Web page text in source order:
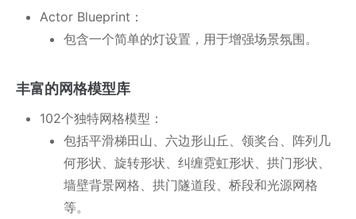
Actor Blueprint：
包含一个简单的灯设置，用于增强场景氛围。
丰富的网格模型库
102个独特网格模型：
包括平滑梯田山、六边形山丘、领奖台、阵列几
何形状、旋转形状、纠缠霓虹形状、拱门形状、
墙壁背景网格、拱门隧道段、桥段和光源网格
等。